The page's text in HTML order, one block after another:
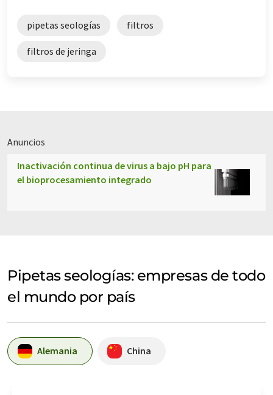
pipetas seologías filtros
filtros de jeringa
Anuncios
Inactivación continua de virus a bajo pH para
el bioprocesamiento integrado
Pipetas seologías: empresas de todo
el mundo por país
Alemania China